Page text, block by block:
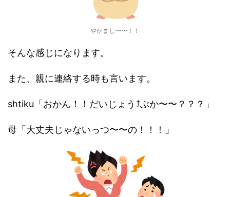
やかまし〜〜！！
そんな感じになります。
また、親に連絡する時も言います。
shtiku「おかん！！だいじょう⤴︎ぶか〜〜？？？」
母「大丈夫じゃないっつ〜〜の！！！」